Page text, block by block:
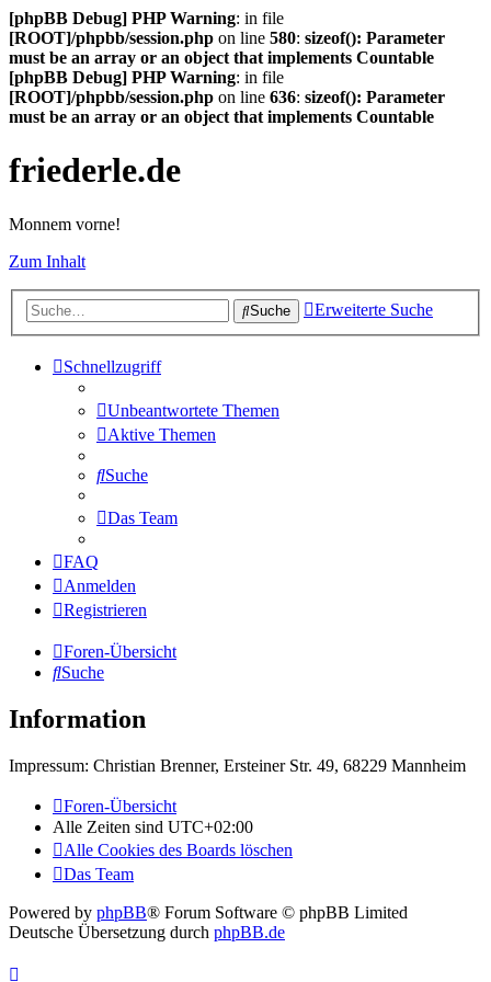
[phpBB Debug] PHP Warning: in file
[ROOT]/phpbb/session.php on line 580: sizeof(): Parameter
must be an array or an object that implements Countable
[phpBB Debug] PHP Warning: in file
[ROOT]/phpbb/session.php on line 636: sizeof(): Parameter
must be an array or an object that implements Countable
friederle.de
Monnem vorne!
Zum Inhalt
Suche Erweiterte Suche
Schnellzugriff
Unbeantwortete Themen
Aktive Themen
Suche
Das Team
FAQ
Anmelden
Registrieren
Foren-Übersicht
Suche
Information
Impressum: Christian Brenner, Ersteiner Str. 49, 68229 Mannheim
Foren-Übersicht
Alle Zeiten sind UTC+02:00
Alle Cookies des Boards löschen
Das Team
Powered by phpBB® Forum Software © phpBB Limited
Deutsche Übersetzung durch phpBB.de